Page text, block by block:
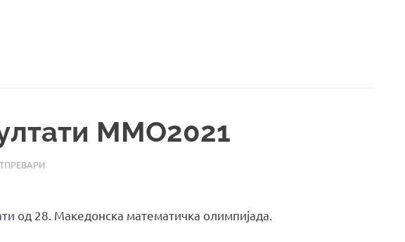
ММО2021
од 28. Македонска математичка олимпијада.